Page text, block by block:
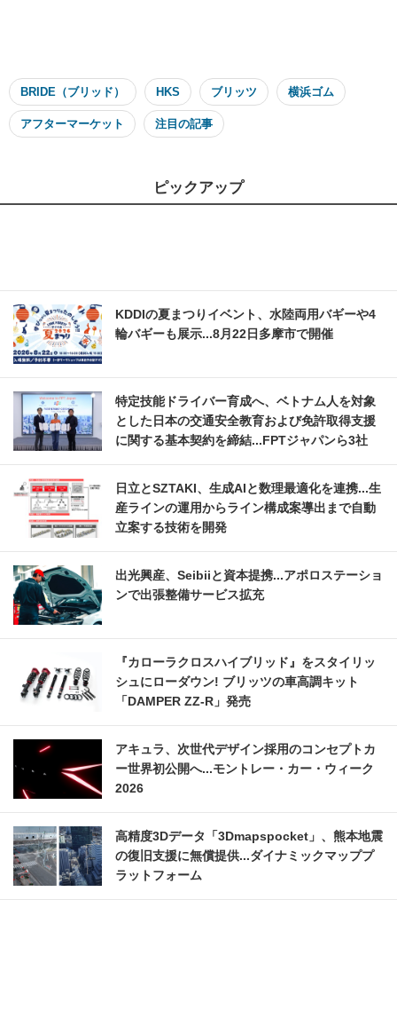
BRIDE（ブリッド） HKS ブリッツ 横浜ゴム
アフターマーケット 注目の記事
ピックアップ
KDDIの夏まつりイベント、水陸両用バギーや4
輪バギーも展示...8月22日多摩市で開催
特定技能ドライバー育成へ、ベトナム人を対象
とした日本の交通安全教育および免許取得支援
に関する基本契約を締結...FPTジャパンら3社
日立とSZTAKI、生成AIと数理最適化を連携...生
産ラインの運用からライン構成案導出まで自動
立案する技術を開発
出光興産、Seibiiと資本提携...アポロステーショ
ンで出張整備サービス拡充
『カローラクロスハイブリッド』をスタイリッ
シュにローダウン! ブリッツの車高調キット
「DAMPER ZZ-R」発売
アキュラ、次世代デザイン採用のコンセプトカ
ー世界初公開へ...モントレー・カー・ウィーク
2026
高精度3Dデータ「3Dmapspocket」、熊本地震
の復旧支援に無償提供...ダイナミックマッププ
ラットフォーム